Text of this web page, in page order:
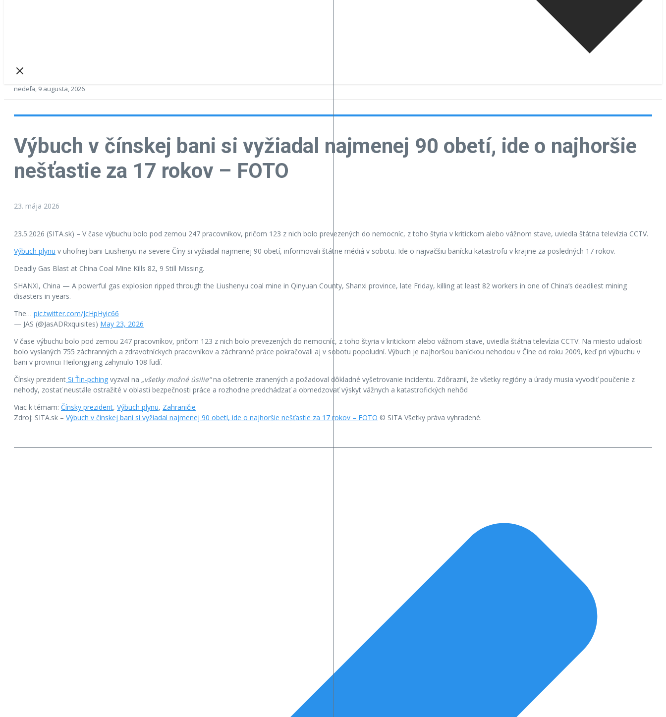
nedeľa, 9 augusta, 2026
Výbuch v čínskej bani si vyžiadal najmenej 90 obetí, ide o najhoršie
nešťastie za 17 rokov – FOTO
23. mája 2026
23.5.2026 (SITA.sk) – V čase výbuchu bolo pod zemou 247 pracovníkov, pričom 123 z nich bolo prevezených do nemocníc, z toho štyria v kritickom alebo vážnom stave, uviedla štátna televízia CCTV.
Výbuch plynu v uhoľnej bani Liushenyu na severe Číny si vyžiadal najmenej 90 obetí, informovali štátne médiá v sobotu. Ide o najväčšiu banícku katastrofu v krajine za posledných 17 rokov.
Deadly Gas Blast at China Coal Mine Kills 82, 9 Still Missing.
SHANXI, China — A powerful gas explosion ripped through the Liushenyu coal mine in Qinyuan County, Shanxi province, late Friday, killing at least 82 workers in one of China’s deadliest mining
disasters in years.
The… pic.twitter.com/JcHpHyic66
— JAS (@JasADRxquisites) May 23, 2026
V čase výbuchu bolo pod zemou 247 pracovníkov, pričom 123 z nich bolo prevezených do nemocníc, z toho štyria v kritickom alebo vážnom stave, uviedla štátna televízia CCTV. Na miesto udalosti
bolo vyslaných 755 záchranných a zdravotníckych pracovníkov a záchranné práce pokračovali aj v sobotu popoludní. Výbuch je najhoršou baníckou nehodou v Číne od roku 2009, keď pri výbuchu v
bani v provincii Heilongjiang zahynulo 108 ľudí.
Čínsky prezident Si Ťin-pching vyzval na „všetky možné úsilie“na ošetrenie zranených a požadoval dôkladné vyšetrovanie incidentu. Zdôraznil, že všetky regióny a úrady musia vyvodiť poučenie z
nehody, zostať neustále ostražité v oblasti bezpečnosti práce a rozhodne predchádzať a obmedzovať výskyt vážnych a katastrofických nehôd
Viac k témam: Čínsky prezident, Výbuch plynu, Zahraničie
Zdroj: SITA.sk – Výbuch v čínskej bani si vyžiadal najmenej 90 obetí, ide o najhoršie nešťastie za 17 rokov – FOTO © SITA Všetky práva vyhradené.